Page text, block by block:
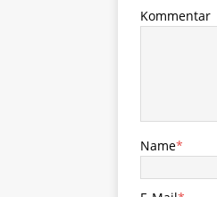
Kommentar
Name*